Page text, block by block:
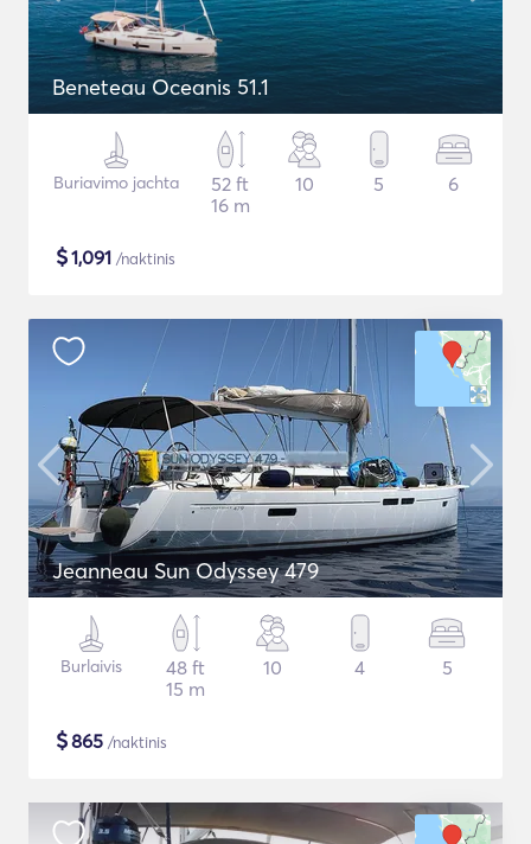
Beneteau Oceanis 51.1
Buriavimo jachta
52 ft
16 m
10 5 6
$1,091 /naktinis
Jeanneau Sun Odyssey 479
Burlaivis
48 ft
15 m
10 4 5
$865 /naktinis